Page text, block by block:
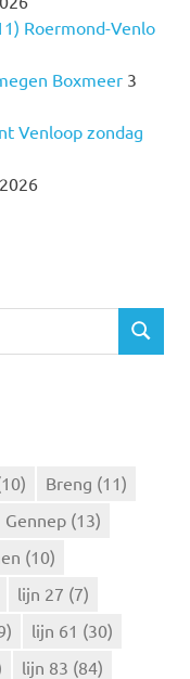
Roermond-Venlo
Boxmeer 3
Venloop zondag
Z
Breng (11)
Gennep (13)
(10)
lijn 27 (7)
lijn 61 (30)
lijn 83 (84)